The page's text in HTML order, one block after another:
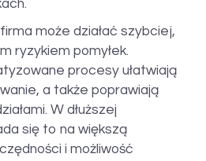
może działać szybciej,
ryzykiem pomyłek.
procesy ułatwiają
a także poprawiają
W dłuższej
się to na większą
i możliwość